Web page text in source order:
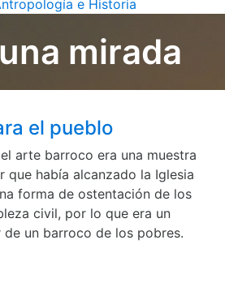
e Historia
mirada
el pueblo
arte barroco era una muestra
que había alcanzado la Iglesia
forma de ostentación de los
civil, por lo que era un
un barroco de los pobres.